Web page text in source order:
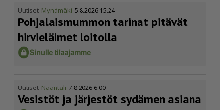
Uutiset Mynämäki 5.8.2026 15.24
Pohja­lais­mummon tarinat pitävät
hirvieläimet loitolla
Uutiset Naantali 7.8.2026 6.00
Vesistöt ja järjestöt sydämen asiana